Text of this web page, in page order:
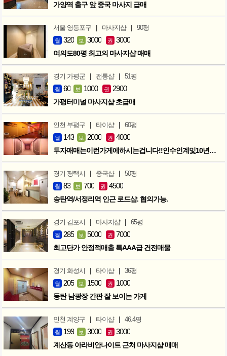
가양역 출구 앞 중국 마사지 급매
서울 영등포구 | 마사지샵 | 90평
월 320 보 3000 권 3000
여의도80평 최고의 마사지샵 매매
경기 가평군 | 전통샵 | 51평
월 60 보 1000 권 2900
가평터미널 마사지샵 초급매
인천 부평구 | 타이샵 | 60평
월 143 보 2000 권 4000
투자매매는이런가게에하시는겁니다!!인수인계및10년노하우 모두승계
경기 평택시 | 중국샵 | 50평
월 83 보 700 권 4500
송탄역/서정리역 인근 로드샵. 협의가능.
경기 김포시 | 마사지샵 | 65평
월 285 보 5000 권 7000
최고단가 안정적매출 특AAA급 건전매물
경기 화성시 | 타이샵 | 36평
월 205 보 1500 권 1000
동탄 남광장 간판 잘 보이는 가게
인천 계양구 | 타이샵 | 46.4평
월 199 보 3000 권 3000
계산동 아라비안나이트 근처 마사지샵 매매